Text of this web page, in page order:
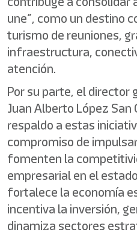
une”, como un destino
turismo de reuniones,
infraestructura,
atención.
Por su parte, el director
Juan Alberto López
respaldo a estas
compromiso de
fomenten la
empresarial en el
fortalece la economía
incentiva la inversión,
dinamiza sectores